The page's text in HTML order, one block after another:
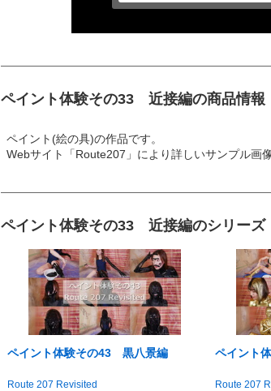
ペイント体験その33 近接編の商品情報
ペイント(絵の具)の作品です。
Webサイト「Route207」により詳しいサンプル画
ペイント体験その33 近接編のシリーズ
ペイント体験その43 黒八景編
Route 207 Revisited
ペイント
Route 207